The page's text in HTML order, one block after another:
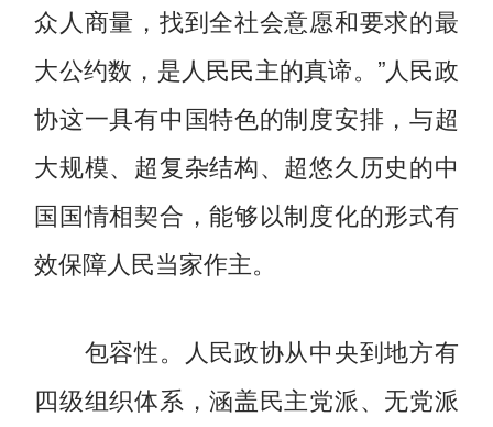
众人商量，找到全社会意愿和要求的最
大公约数，是人民民主的真谛。”人民政
协这一具有中国特色的制度安排，与超
大规模、超复杂结构、超悠久历史的中
国国情相契合，能够以制度化的形式有
效保障人民当家作主。
包容性。人民政协从中央到地方有
四级组织体系，涵盖民主党派、无党派